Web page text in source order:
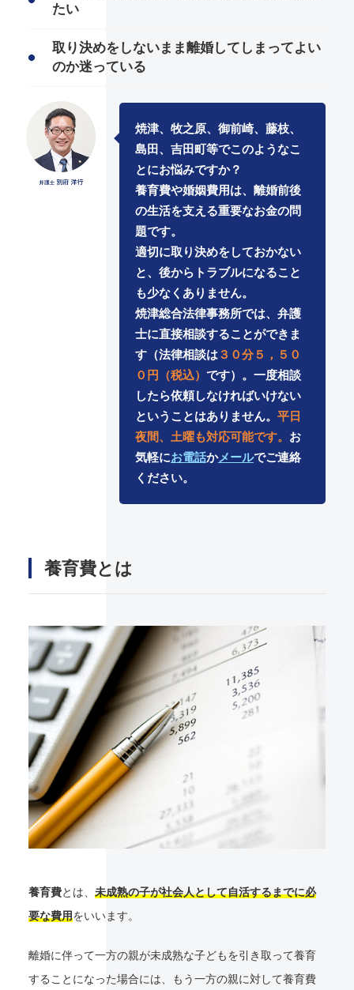
たい
取り決めをしないまま離婚してしまってよい
のか迷っている
焼津、牧之原、御前崎、藤枝、
島田、吉田町等でこのようなこ
とにお悩みですか？
養育費や婚姻費用は、離婚前後
の生活を支える重要なお金の問
題です。
適切に取り決めをしておかない
と、後からトラブルになること
も少なくありません。
焼津総合法律事務所では、弁護
士に直接相談することができま
す（法律相談は３０分５，５０
０円（税込） です）。一度相談
したら依頼しなければいけない
ということはありません。 平日
夜間、土曜も対応可能です。 お
気軽にお電話かメールでご連絡
ください。
養育費とは
養育費とは、 未成熟の子が社会人として自活するまでに必
要な費用をいいます。
離婚に伴って一方の親が未成熟な子どもを引き取って養育
することになった場合には、もう一方の親に対して養育費